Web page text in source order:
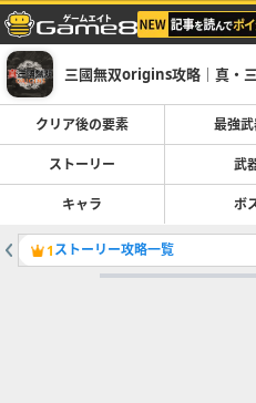
三國無双origins攻略｜真・
クリア後の要素 最強
ストーリー 武
キャラ ボ
1ストーリー攻略一覧